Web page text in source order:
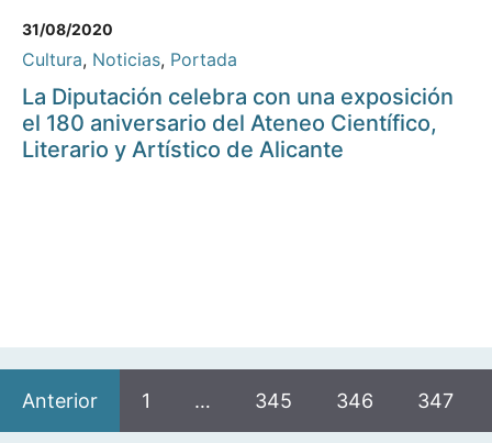
31/08/2020
Cultura, Noticias, Portada
La Diputación celebra con una exposición
el 180 aniversario del Ateneo Científico,
Literario y Artístico de Alicante
Anterior 1 … 345 346 347